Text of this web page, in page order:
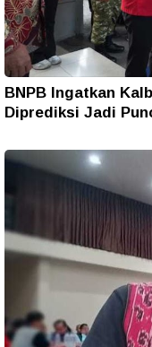
BNPB Ingatkan
Diprediksi Jadi